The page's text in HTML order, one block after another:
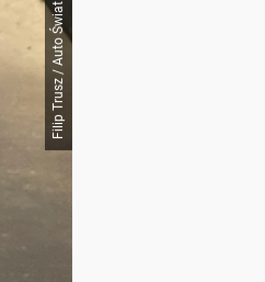
Filip Trusz / Auto Świat